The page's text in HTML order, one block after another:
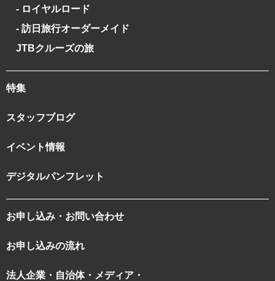
- ロイヤルロード
- 訪日旅行オーダーメイド
JTBクルーズの旅
特集
スタッフブログ
イベント情報
デジタルパンフレット
お申し込み・お問い合わせ
お申し込みの流れ
法人企業・自治体・メディア・